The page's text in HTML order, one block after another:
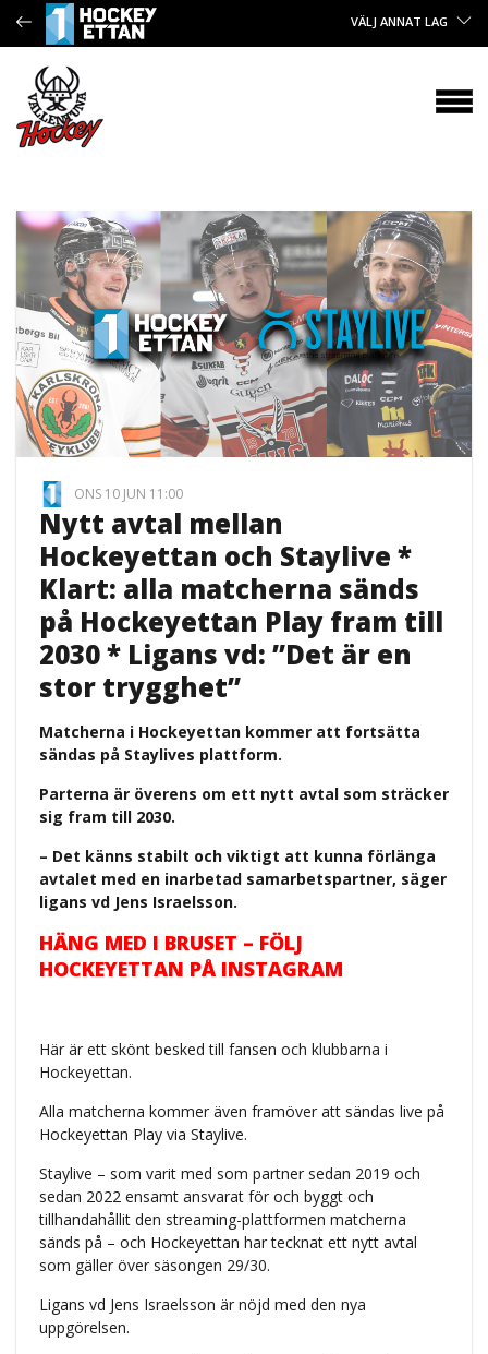
VÄLJ ANNAT LAG
ONS 10 JUN 11:00
Nytt avtal mellan
Hockeyettan och Staylive *
Klart: alla matcherna sänds
på Hockeyettan Play fram till
2030 * Ligans vd: ”Det är en
stor trygghet”
Matcherna i Hockeyettan kommer att fortsätta
sändas på Staylives plattform.
Parterna är överens om ett nytt avtal som sträcker
sig fram till 2030.
– Det känns stabilt och viktigt att kunna förlänga
avtalet med en inarbetad samarbetspartner, säger
ligans vd Jens Israelsson.
HÄNG MED I BRUSET – FÖLJ
HOCKEYETTAN PÅ INSTAGRAM
Här är ett skönt besked till fansen och klubbarna i
Hockeyettan.
Alla matcherna kommer även framöver att sändas live på
Hockeyettan Play via Staylive.
Staylive – som varit med som partner sedan 2019 och
sedan 2022 ensamt ansvarat för och byggt och
tillhandahållit den streaming-plattformen matcherna
sänds på – och Hockeyettan har tecknat ett nytt avtal
som gäller över säsongen 29/30.
Ligans vd Jens Israelsson är nöjd med den nya
uppgörelsen.